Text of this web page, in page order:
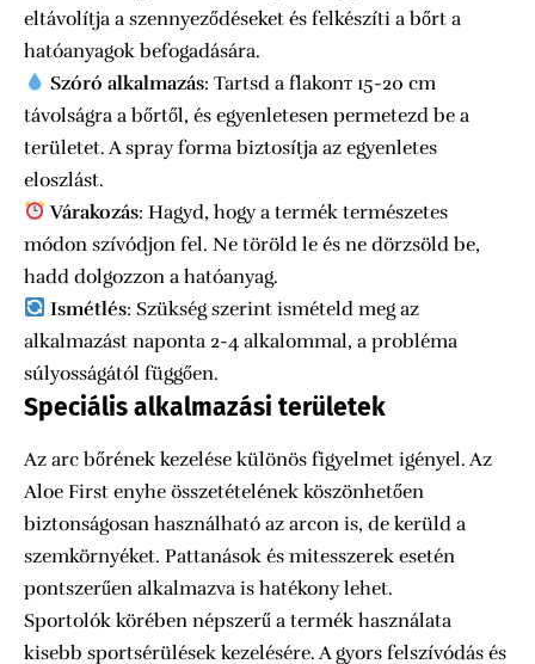
eltávolítja a szennyeződéseket és felkészíti a bőrt a
hatóanyagok befogadására.
Szóró alkalmazás: Tartsd a flakonт 15-20 cm
távolságra a bőrtől, és egyenletesen permetezd be a
területet. A spray forma biztosítja az egyenletes
eloszlást.
Várakozás: Hagyd, hogy a termék természetes
módon szívódjon fel. Ne töröld le és ne dörzsöld be,
hadd dolgozzon a hatóanyag.
Ismétlés: Szükség szerint ismételd meg az
alkalmazást naponta 2-4 alkalommal, a probléma
súlyosságától függően.
Speciális alkalmazási területek
Az arc bőrének kezelése különös figyelmet igényel. Az
Aloe First enyhe összetételének köszönhetően
biztonságosan használható az arcon is, de kerüld a
szemkörnyéket. Pattanások és mitesszerek esetén
pontszerűen alkalmazva is hatékony lehet.
Sportolók körében népszerű a termék használata
kisebb sportsérülések kezelésére. A gyors felszívódás és